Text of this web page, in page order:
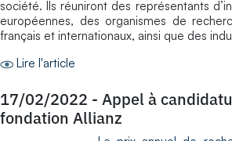
société. Ils réuniront des représentants
européennes, des organismes de
français et internationaux, ainsi que des
Lire l'article
17/02/2022 - Appel à
fondation Allianz